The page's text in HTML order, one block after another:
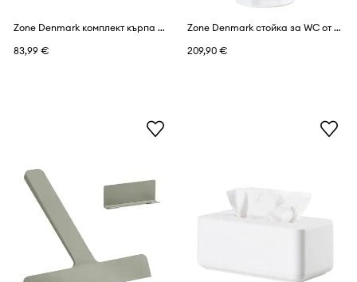
Zone Denmark комплект кърпа памучна
83,99 €
Zone Denmark стойка за WC от алуминий
209,90 €